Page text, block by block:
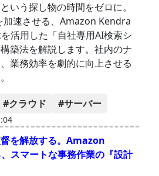
いう探し物の時間をゼロに。
加速させる、Amazon Kendra
活用した「自社専用AI検索シ
築法を解説します。社内のナ
業務効率を劇的に向上させる
#クラウド #サーバー
を解放する。Amazon
スマートな事務作業の『設計